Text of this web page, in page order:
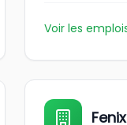
Voir les